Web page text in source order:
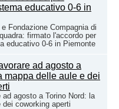
Fondazione Compagnia di
firmato l'accordo per
educativo 0-6 in Piemonte
agosto a Torino Nord: la
dei coworking aperti